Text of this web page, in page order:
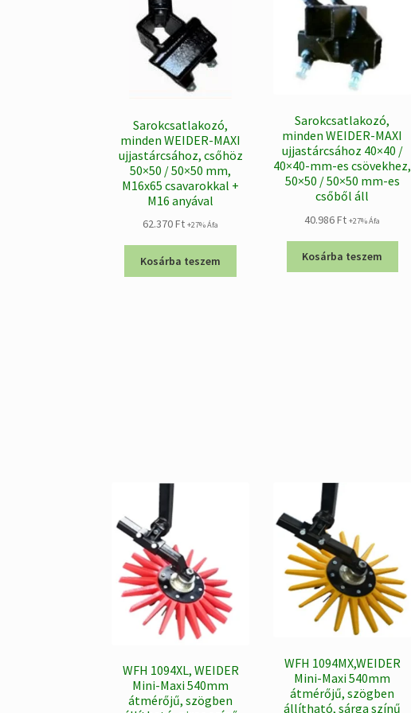
Sarokcsatlakozó,
minden WEIDER-MAXI
ujjastárcsához, csőhöz
50×50 / 50×50 mm,
M16x65 csavarokkal +
M16 anyával
62.370Ft +27% Áfa
Kosárba teszem
Sarokcsatlakozó,
minden WEIDER-MAXI
ujjastárcsához 40×40 /
40×40-mm-es csövekhez,
50×50 / 50×50 mm-es
csőből áll
40.986Ft +27% Áfa
Kosárba teszem
WFH 1094XL, WEIDER
Mini-Maxi 540mm
átmérőjű, szögben
WFH 1094MX,WEIDER
Mini-Maxi 540mm
átmérőjű, szögben
állítható, sárga színű